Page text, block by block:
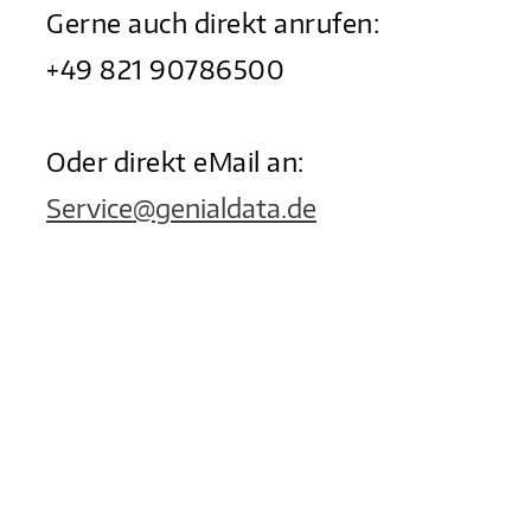
Gerne auch direkt anrufen:
+49 821 90786500
Oder direkt eMail an:
Service@genialdata.de